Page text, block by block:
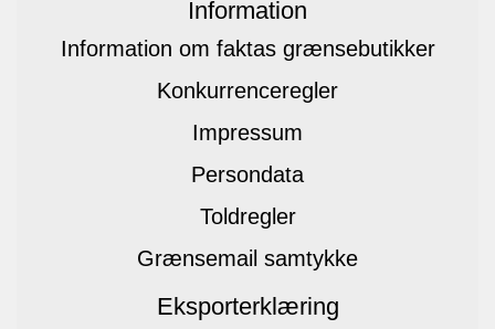
Information
Information om faktas grænsebutikker
Konkurrenceregler
Impressum
Persondata
Toldregler
Grænsemail samtykke
Eksporterklæring